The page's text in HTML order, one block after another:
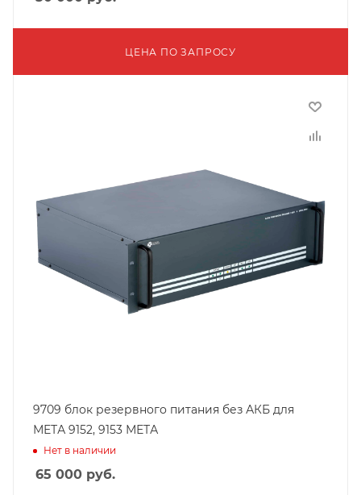
ЦЕНА ПО ЗАПРОСУ
9709 блок резервного питания без АКБ для
МЕТА 9152, 9153 МЕТА
Нет в наличии
65 000 руб.